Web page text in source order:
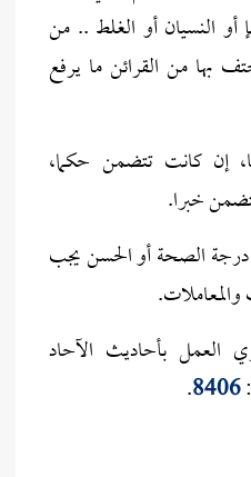
أو النسيان أو الغلط .. من
بها من القرائن ما يرفع
إن كانت تتضمن حكما،
خبرا.
الصحة أو الحسن يجب
والمعاملات.
العمل بأحاديث الآحاد
8406
.